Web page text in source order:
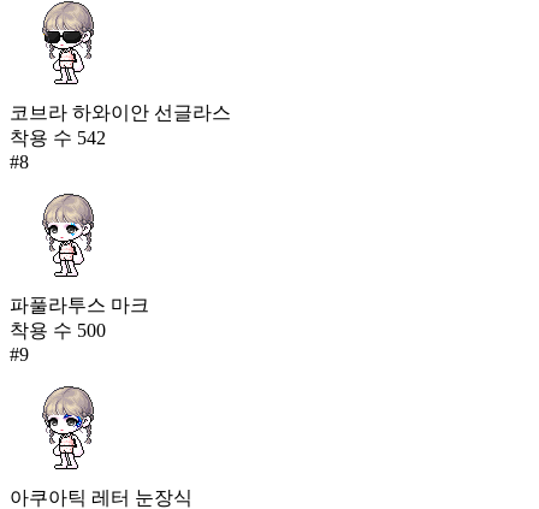
코브라 하와이안 선글라스
착용 수 542
#8
파풀라투스 마크
착용 수 500
#9
아쿠아틱 레터 눈장식